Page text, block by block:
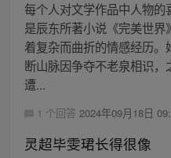
每个人对文学作品中人物
是辰东所著小说《完美世
着复杂而曲折的情感经历
断山脉因争夺不老泉相识
遭...
1 个回答 2024年09月18日
灵超毕雯珺长得很像